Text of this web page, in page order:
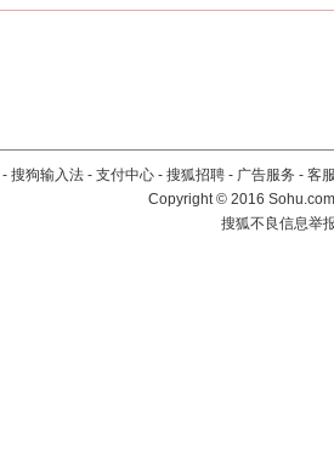
- 搜狗输入法 - 支付中心 - 搜狐招聘 - 广告服务 - 客
Copyright©2016
搜狐不良信息举